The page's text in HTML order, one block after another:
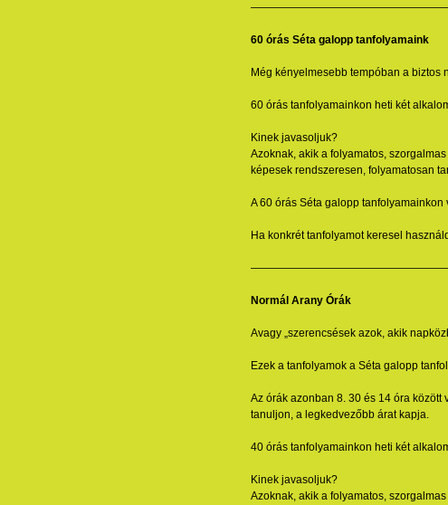
60 órás Séta galopp tanfolyamaink
Még kényelmesebb tempóban a biztos
60 órás tanfolyamainkon heti két
Kinek javasoljuk?
Azoknak, akik a folyamatos,
képesek rendszeresen, folyamatosan
A 60 órás Séta galopp
Ha konkrét tanfolyamot keresel
Normál Arany Órák
Avagy „szerencsések azok, akik
Ezek a tanfolyamok a Séta galopp
Az órák azonban 8. 30 és 14 óra
tanuljon, a legkedvezőbb árat kapja.
40 órás tanfolyamainkon heti két
Kinek javasoljuk?
Azoknak, akik a folyamatos,